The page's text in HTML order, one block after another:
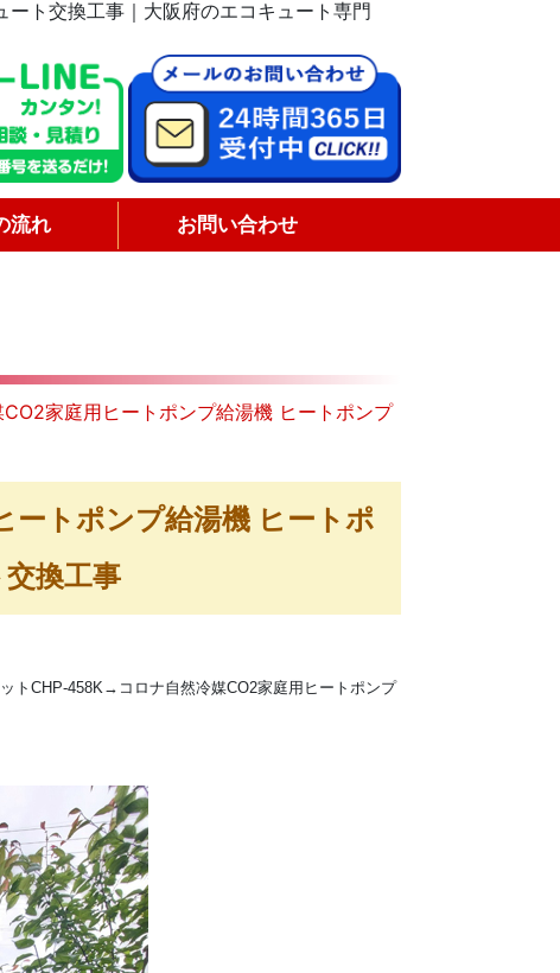
ト交換工事｜大阪府のエコキュート専門
流れ お問い合わせ
家庭用ヒートポンプ給湯機 ヒートポンプ
ートポンプ給湯機 ヒートポ
換工事
トCHP-458K→コロナ自然冷媒CO2家庭用ヒートポンプ